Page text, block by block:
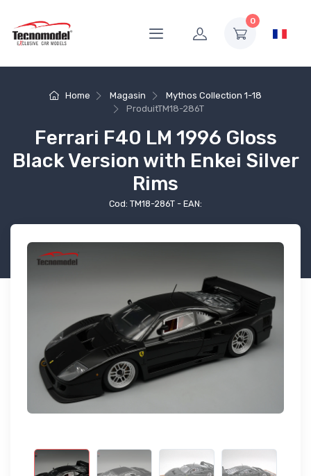
0
Home Magasin
Mythos Collection 1-18
ProduitTM18-286T
Ferrari F40 LM 1996 Gloss
Black Version with Enkei Silver
Rims
Cod: TM18-286T - EAN: